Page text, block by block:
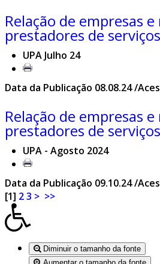
Relação de empresas
prestadores de serviços
UPA Julho 24
Data da Publicação 08.08.24 /
Relação de empresas
prestadores de serviços
UPA - Agosto 2024
Data da Publicação 09.10.24 /
[1] 23 > >>
Diminuir o tamanho da fonte